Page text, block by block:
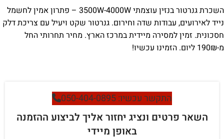
השכרת גנרטור בנזין עוצמתי 3500W-4000W – פתרון אמין לחשמל
נייד לאירועים, עבודות שדה וחירום. גנרטור שקט ויעיל עם צריכת דלק
חסכונית. זמין למסירה מיידית במרכז הארץ. מחיר תחרותי החל
מ-190₪ ליום. הזמינו עכשיו!
התקשר עכשיו: 050-404-0895
השאר פרטים ונציג יחזור אליך לביצוע ההזמנה
באופן מיידי